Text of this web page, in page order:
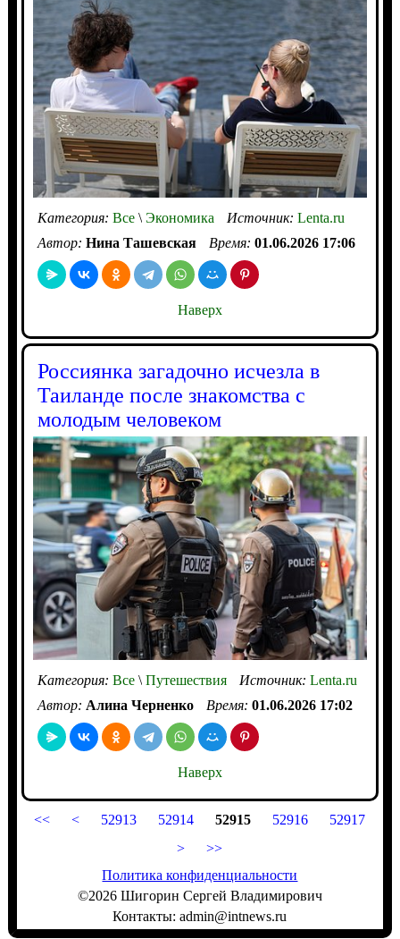
Категория: Все\Экономика Источник: Lenta.ru
Автор: Нина Ташевская Время: 01.06.2026 17:06
Наверх
Россиянка загадочно исчезла в
Таиланде после знакомства с
молодым человеком
Категория: Все\Путешествия Источник: Lenta.ru
Автор: Алина Черненко Время: 01.06.2026 17:02
Наверх
<< < 52913 52914 52915 52916
52917
>
>>
Политика конфиденциальности
©2026 Шигорин Сергей Владимирович
Контакты: admin@intnews.ru